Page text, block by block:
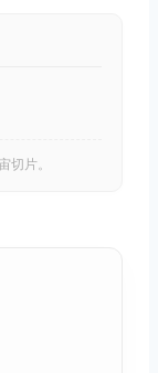
切片。